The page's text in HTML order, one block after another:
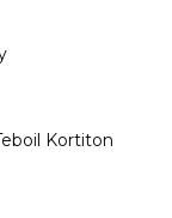
Kortiton